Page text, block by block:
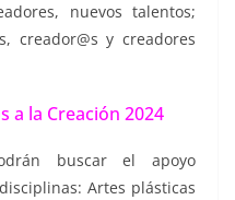
nuevos talentos;
creador@s y creadores
a la Creación 2024
buscar el apoyo
Artes plásticas